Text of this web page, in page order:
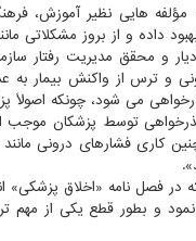
هایی نظیر آموزش،
داده و از بروز مشکلاتی
و محقق مدیریت رفتار
و ترس از واکنش بیمار
می شود، چونکه
عذرخواهی توسط پزشکان
چنین کاری فشارهای درونی
فصل نامه «اخلاق پزشکی»
نمود و بطور قطع یکی از